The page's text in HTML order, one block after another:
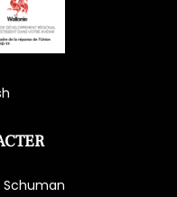
Schuman